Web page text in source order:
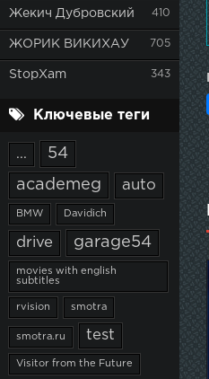
Жекич Дубровский 410
ЖОРИК ВИКИХАУ 705
StopXam 343
Ключевые теги
... 54
academeg auto
BMW Davidich
drive garage54
movies with english
subtitles
rvision smotra
smotra.ru test
Visitor from the Future